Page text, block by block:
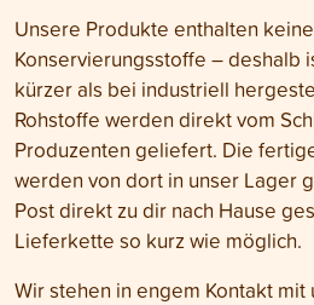
Unsere Produkte enthalten
Konservierungsstoffe – deshalb
kürzer als bei industriell
Rohstoffe werden direkt vom
Produzenten geliefert. Die
werden von dort in unser Lager
Post direkt zu dir nach Hause
Lieferkette so kurz wie möglich.
Wir stehen in engem Kontakt